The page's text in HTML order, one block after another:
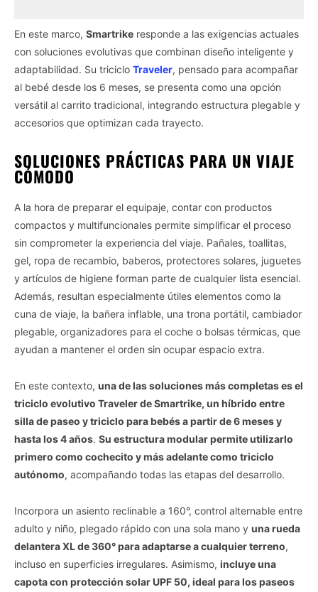
En este marco, Smartrike responde a las exigencias actuales
con soluciones evolutivas que combinan diseño inteligente y
adaptabilidad. Su triciclo Traveler, pensado para acompañar
al bebé desde los 6 meses, se presenta como una opción
versátil al carrito tradicional, integrando estructura plegable y
accesorios que optimizan cada trayecto.
SOLUCIONES PRÁCTICAS PARA UN VIAJE
CÓMODO
A la hora de preparar el equipaje, contar con productos
compactos y multifuncionales permite simplificar el proceso
sin comprometer la experiencia del viaje. Pañales, toallitas,
gel, ropa de recambio, baberos, protectores solares, juguetes
y artículos de higiene forman parte de cualquier lista esencial.
Además, resultan especialmente útiles elementos como la
cuna de viaje, la bañera inflable, una trona portátil, cambiador
plegable, organizadores para el coche o bolsas térmicas, que
ayudan a mantener el orden sin ocupar espacio extra.
En este contexto, una de las soluciones más completas es el
triciclo evolutivo Traveler de Smartrike, un híbrido entre
silla de paseo y triciclo para bebés a partir de 6 meses y
hasta los 4 años. Su estructura modular permite utilizarlo
primero como cochecito y más adelante como triciclo
autónomo, acompañando todas las etapas del desarrollo.
Incorpora un asiento reclinable a 160°, control alternable entre
adulto y niño, plegado rápido con una sola mano y una rueda
delantera XL de 360° para adaptarse a cualquier terreno,
incluso en superficies irregulares. Asimismo, incluye una
capota con protección solar UPF 50, ideal para los paseos